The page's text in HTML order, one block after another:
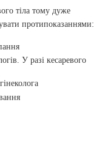
тіла тому дуже
протипоказаннями:
У разі кесаревого